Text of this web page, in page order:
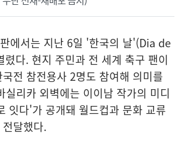
에서는 지난 6일 '한국의 날'(Dia de
다. 현지 주민과 전 세계 축구 팬이
전 참전용사 2명도 참여해 의미를
실리카 외벽에는 이이남 작가의 미디
잇다'가 공개돼 월드컵과 문화 교류
달했다.